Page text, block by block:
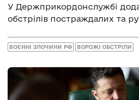
У Держприкордонслужбі
обстрілів постраждалих та
ВОЄННІ ЗЛОЧИНИ РФ ВОРОЖІ ОБСТРІЛИ